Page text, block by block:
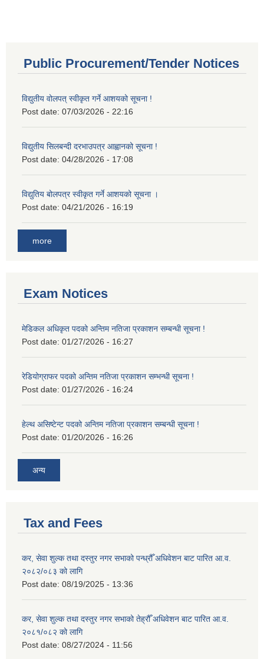
Public Procurement/Tender Notices
विद्युतीय वोलपत् स्वीकृत गर्ने आशयको सूचना !
Post date: 07/03/2026 - 22:16
विद्युतीय सिलबन्दी दरभाउपत्र आह्वानको सूचना !
Post date: 04/28/2026 - 17:08
विद्युतिय बोलपत्र स्वीकृत गर्ने आशयको सूचना ।
Post date: 04/21/2026 - 16:19
more
Exam Notices
मेडिकल अधिकृत पदको अन्तिम नतिजा प्रकाशन सम्बन्धी सूचना !
Post date: 01/27/2026 - 16:27
रेडियोग्राफर पदको अन्तिम नतिजा प्रकाशन सम्भन्धी सूचना !
Post date: 01/27/2026 - 16:24
हेल्थ असिष्टेन्ट पदको अन्तिम नतिजा प्रकाशन सम्बन्धी सूचना !
Post date: 01/20/2026 - 16:26
अन्य
Tax and Fees
कर, सेवा शुल्क तथा दस्तुर नगर सभाको पन्ध्रौँ अधिवेशन बाट पारित आ.व.
२०८२/०८३ को लागि
Post date: 08/19/2025 - 13:36
कर, सेवा शुल्क तथा दस्तुर नगर सभाको तेह्रौँ अधिवेशन बाट पारित आ.व.
२०८१/०८२ को लागि
Post date: 08/27/2024 - 11:56